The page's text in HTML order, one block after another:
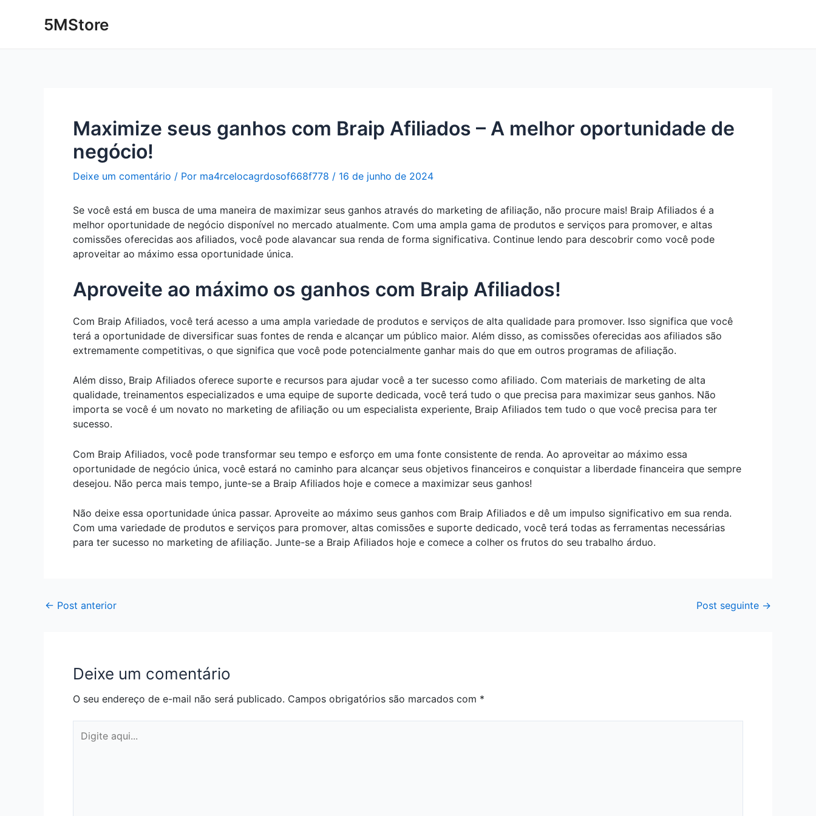
5MStore
Maximize seus ganhos com Braip Afiliados – A melhor oportunidade de
negócio!
Deixe um comentário / Por ma4rcelocagrdosof668f778 / 16 de junho de 2024
Se você está em busca de uma maneira de maximizar seus ganhos através do marketing de afiliação, não procure mais! Braip Afiliados é a
melhor oportunidade de negócio disponível no mercado atualmente. Com uma ampla gama de produtos e serviços para promover, e altas
comissões oferecidas aos afiliados, você pode alavancar sua renda de forma significativa. Continue lendo para descobrir como você pode
aproveitar ao máximo essa oportunidade única.
Aproveite ao máximo os ganhos com Braip Afiliados!
Com Braip Afiliados, você terá acesso a uma ampla variedade de produtos e serviços de alta qualidade para promover. Isso significa que você
terá a oportunidade de diversificar suas fontes de renda e alcançar um público maior. Além disso, as comissões oferecidas aos afiliados são
extremamente competitivas, o que significa que você pode potencialmente ganhar mais do que em outros programas de afiliação.
Além disso, Braip Afiliados oferece suporte e recursos para ajudar você a ter sucesso como afiliado. Com materiais de marketing de alta
qualidade, treinamentos especializados e uma equipe de suporte dedicada, você terá tudo o que precisa para maximizar seus ganhos. Não
importa se você é um novato no marketing de afiliação ou um especialista experiente, Braip Afiliados tem tudo o que você precisa para ter
sucesso.
Com Braip Afiliados, você pode transformar seu tempo e esforço em uma fonte consistente de renda. Ao aproveitar ao máximo essa
oportunidade de negócio única, você estará no caminho para alcançar seus objetivos financeiros e conquistar a liberdade financeira que sempre
desejou. Não perca mais tempo, junte-se a Braip Afiliados hoje e comece a maximizar seus ganhos!
Não deixe essa oportunidade única passar. Aproveite ao máximo seus ganhos com Braip Afiliados e dê um impulso significativo em sua renda.
Com uma variedade de produtos e serviços para promover, altas comissões e suporte dedicado, você terá todas as ferramentas necessárias
para ter sucesso no marketing de afiliação. Junte-se a Braip Afiliados hoje e comece a colher os frutos do seu trabalho árduo.
navigation
← Post anterior Post seguinte →
Deixe um comentário
O seu endereço de e-mail não será publicado. Campos obrigatórios são marcados com *
aqui...